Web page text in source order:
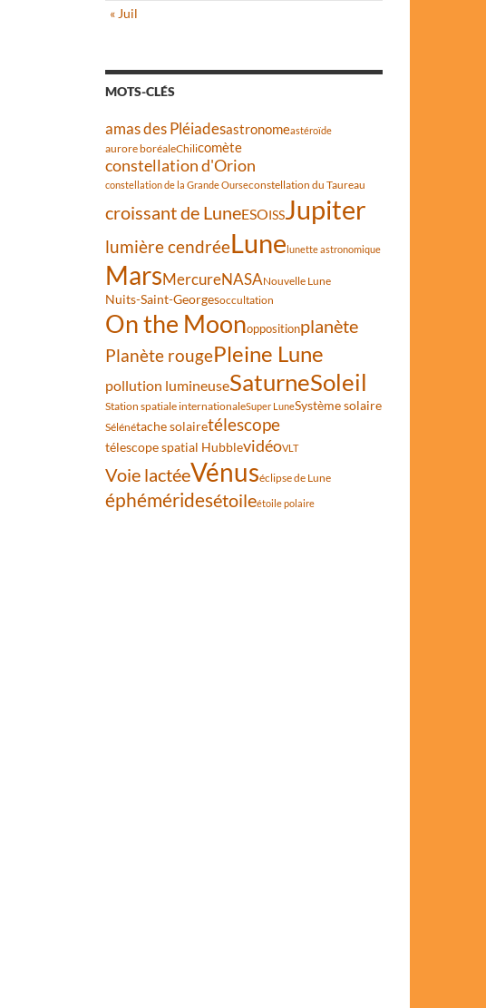
« Juil
MOTS-CLÉS
amas des Pléiadesastronomeastéroïde
aurore boréaleChilicomète
constellation d'Orion
constellation de la Grande Ourseconstellation du Taureau
croissant de LuneESOISSJupiter
lumière cendréeLunelunette astronomique
MarsMercureNASANouvelle Lune
Nuits-Saint-Georgesoccultation
On the Moonoppositionplanète
Planète rougePleine Lune
pollution lumineuseSaturneSoleil
Station spatiale internationaleSuper LuneSystème solaire
Sélénétache solairetélescope
télescope spatial HubblevidéoVLT
Voie lactéeVénuséclipse de Lune
éphéméridesétoileétoile polaire